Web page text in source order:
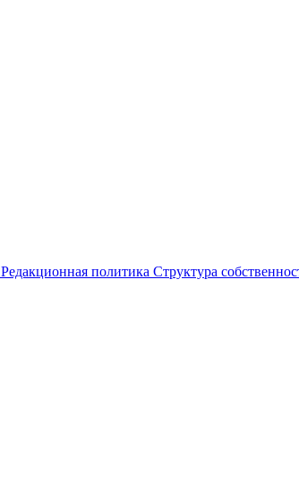
Редакционная политика Структура